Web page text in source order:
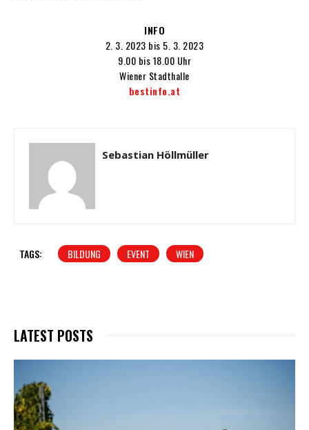
INFO
2. 3. 2023 bis 5. 3. 2023
9.00 bis 18.00 Uhr
Wiener Stadthalle
bestinfo.at
Sebastian Höllmüller
TAGS: BILDUNG EVENT WIEN
LATEST POSTS